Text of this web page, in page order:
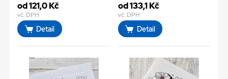
od 121,0 Kč
vč. DPH
Detail
od 133,1 Kč
vč. DPH
Detail